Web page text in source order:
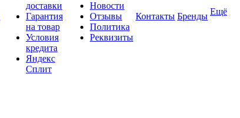
доставки
Гарантия
на товар
Условия
кредита
Яндекс
Сплит
Новости
Отзывы
Политика
Реквизиты
Контакты Бренды Ещё